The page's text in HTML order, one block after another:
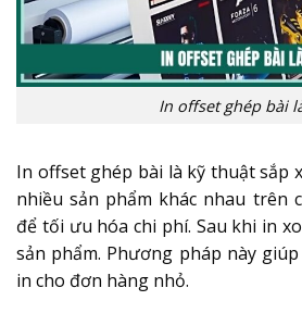
In offset ghép bài
In offset ghép bài là kỹ thuật sắp
nhiều sản phẩm khác nhau trên
để tối ưu hóa chi phí. Sau khi in
sản phẩm. Phương pháp này
in cho đơn hàng nhỏ.